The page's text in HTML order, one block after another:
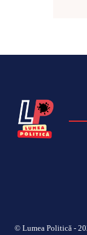
© Lumea Politică -